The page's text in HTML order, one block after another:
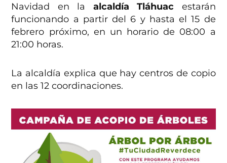
Navidad en la alcaldía Tláhuac estarán
funcionando a partir del 6 y hasta el 15 de
febrero próximo, en un horario de 08:00 a
21:00 horas.
La alcaldía explica que hay centros de copio
en las 12 coordinaciones.